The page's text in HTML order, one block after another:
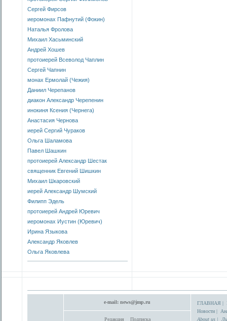
Сергей Фирсов
иеромонах Пафнутий (Фокин)
Наталья Фролова
Михаил Хасьминский
Андрей Хошев
протоиерей Всеволод Чаплин
Сергей Чапнин
монах Ермолай (Чежия)
Даниил Черепанов
диакон Александр Черепенин
инокиня Ксения (Чернега)
Анастасия Чернова
иерей Сергий Чураков
Ольга Шаламова
Павел Шашкин
протоиерей Александр Шестак
священник Евгений Шишкин
Михаил Шкаровский
иерей Александр Шумский
Филипп Эдель
протоиерей Андрей Юревич
иеромонах Иустин (Юревич)
Ирина Языкова
Александр Яковлев
Ольга Яковлева
e-mail: news@jmp.ru
Редакция Подписка
ГЛАВНАЯ |
Новости |
About us |